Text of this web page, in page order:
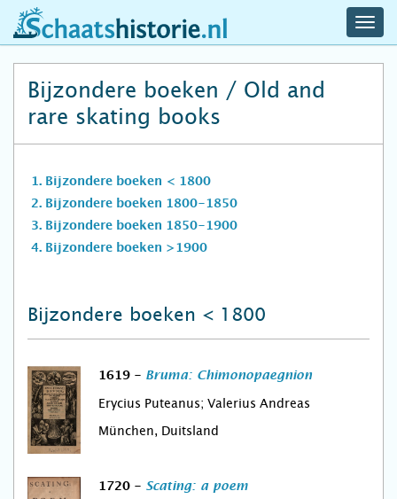
schaatshistorie.nl
Bijzondere boeken / Old and
rare skating books
Bijzondere boeken < 1800
Bijzondere boeken 1800-1850
Bijzondere boeken 1850-1900
Bijzondere boeken >1900
Bijzondere boeken < 1800
1619 - Bruma: Chimonopaegnion
Erycius Puteanus; Valerius Andreas
München, Duitsland
1720 - Scating: a poem